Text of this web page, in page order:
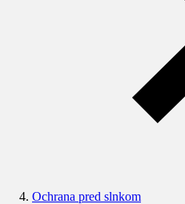
Ochrana pred slnkom